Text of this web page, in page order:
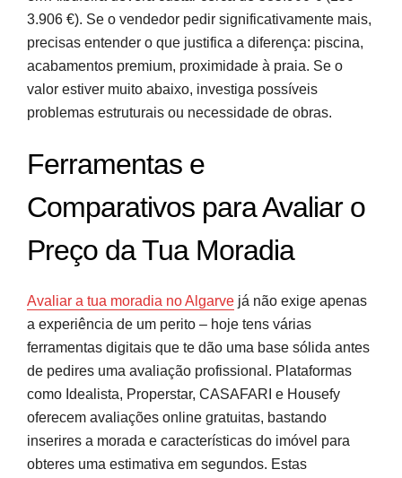
3.906 €). Se o vendedor pedir significativamente mais,
precisas entender o que justifica a diferença: piscina,
acabamentos premium, proximidade à praia. Se o
valor estiver muito abaixo, investiga possíveis
problemas estruturais ou necessidade de obras.
Ferramentas e
Comparativos para Avaliar o
Preço da Tua Moradia
Avaliar a tua moradia no Algarve já não exige apenas
a experiência de um perito – hoje tens várias
ferramentas digitais que te dão uma base sólida antes
de pedires uma avaliação profissional. Plataformas
como Idealista, Properstar, CASAFARI e Housefy
oferecem avaliações online gratuitas, bastando
inserires a morada e características do imóvel para
obteres uma estimativa em segundos. Estas